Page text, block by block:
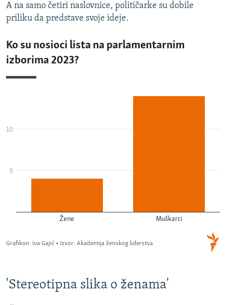
A na samo četiri naslovnice, političarke su dobile
priliku da predstave svoje ideje.
'Stereotipna slika o ženama'